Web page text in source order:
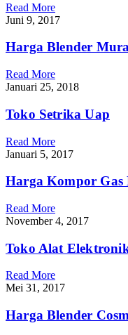
Read More
Juni 9, 2017
Harga Blender
Read More
Januari 25, 2018
Toko Setrika Uap
Read More
Januari 5, 2017
Harga Kompor Gas
Read More
November 4, 2017
Toko Alat
Read More
Mei 31, 2017
Harga Blender